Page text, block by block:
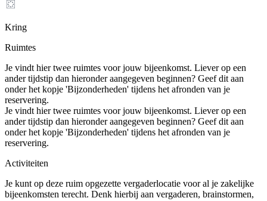
Kring
Ruimtes
Je vindt hier twee ruimtes voor jouw bijeenkomst. Liever op een
ander tijdstip dan hieronder aangegeven beginnen? Geef dit aan
onder het kopje 'Bijzonderheden' tijdens het afronden van je
reservering.
Je vindt hier twee ruimtes voor jouw bijeenkomst. Liever op een
ander tijdstip dan hieronder aangegeven beginnen? Geef dit aan
onder het kopje 'Bijzonderheden' tijdens het afronden van je
reservering.
Activiteiten
Je kunt op deze ruim opgezette vergaderlocatie voor al je zakelijke
bijeenkomsten terecht. Denk hierbij aan vergaderen, brainstormen,